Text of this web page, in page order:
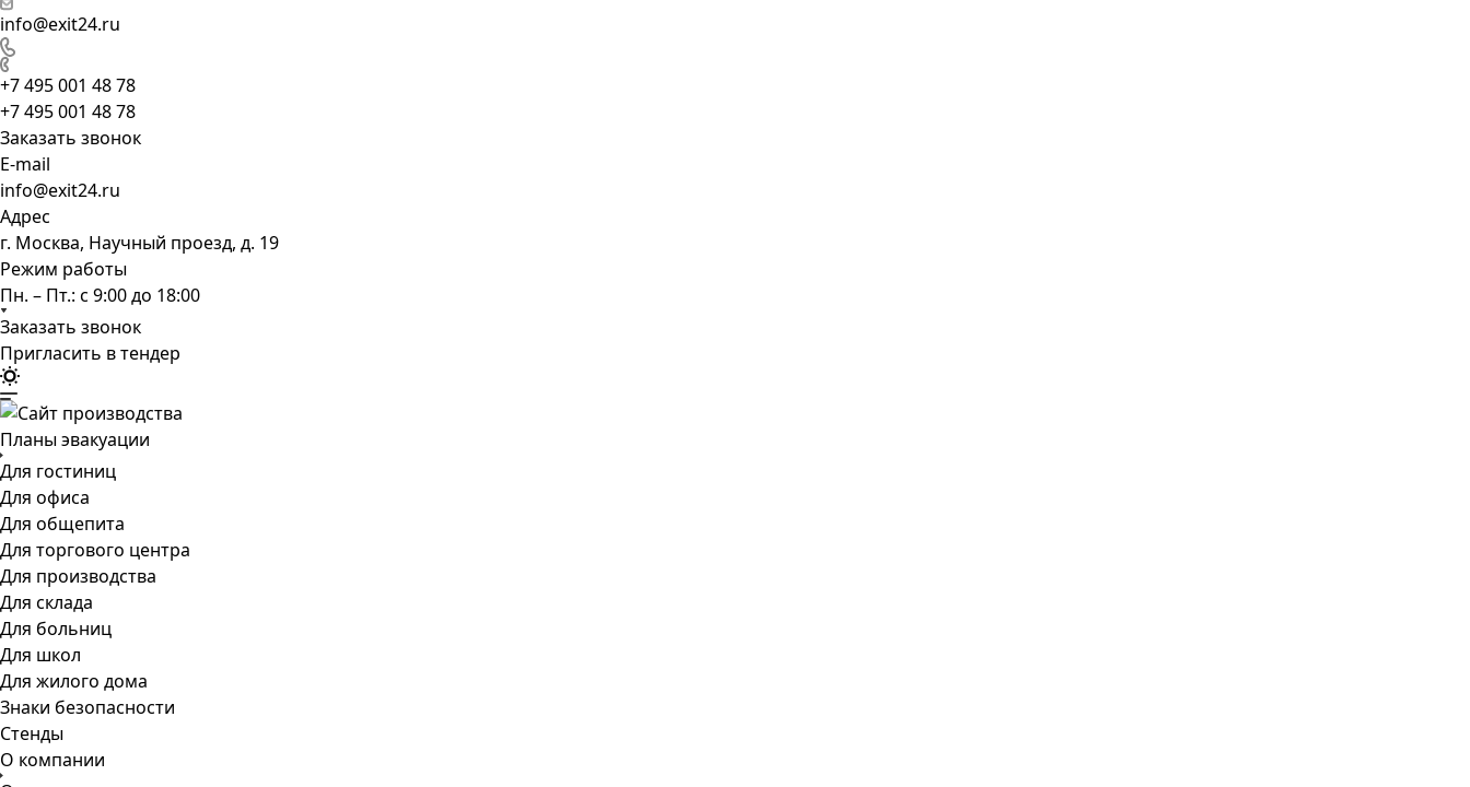
info@exit24.ru
+7 495 001 48 78
+7 495 001 48 78
Заказать звонок
E-mail
info@exit24.ru
Адрес
г. Москва, Научный проезд, д. 19
Режим работы
Пн. – Пт.: с 9:00 до 18:00
Заказать звонок
Пригласить в тендер
Планы эвакуации
Для гостиниц
Для офиса
Для общепита
Для торгового центра
Для производства
Для склада
Для больниц
Для школ
Для жилого дома
Знаки безопасности
Стенды
О компании